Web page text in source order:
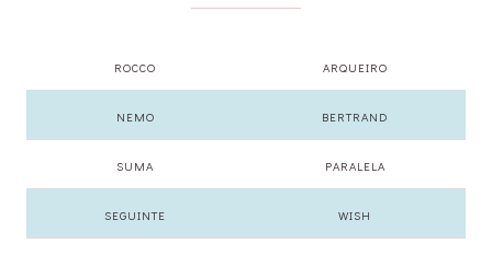
ROCCO ARQUEIRO
NEMO BERTRAND
SUMA PARALELA
SEGUINTE WISH